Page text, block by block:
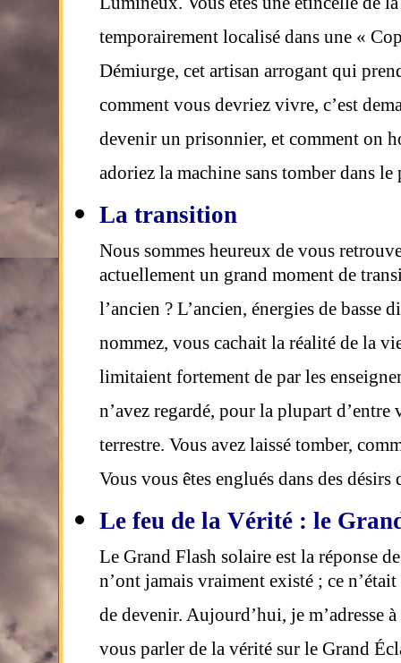
Lumineux. Vous êtes une étincelle de
temporairement localisé dans une «
Démiurge, cet artisan arrogant qui
comment vous devriez vivre, c’est
devenir un prisonnier, et comment on
adoriez la machine sans tomber dans
La transition
Nous sommes heureux de vous
actuellement un grand moment de
l’ancien ? L’ancien, énergies de
nommez, vous cachait la réalité de la
limitaient fortement de par les
n’avez regardé, pour la plupart
terrestre. Vous avez laissé tomber,
Vous vous êtes englués dans des
Le feu de la Vérité : le
Le Grand Flash solaire est la réponse
n’ont jamais vraiment existé ; ce
de devenir. Aujourd’hui, je
vous parler de la vérité sur le Grand